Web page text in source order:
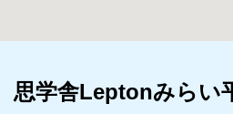
思学舎Leptonみらい